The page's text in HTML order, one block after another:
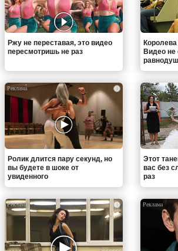
Ржу не переставая, это видео
пересмотришь не раз
Видео не
i
Ролик длится пару секунд, но
вы будете в шоке от
увиденного
Этот
вас без
раз
i